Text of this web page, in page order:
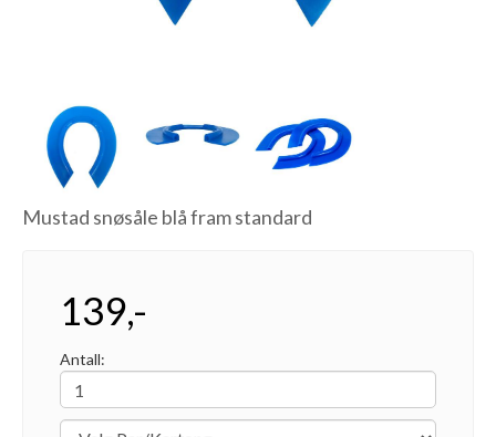
Mustad snøsåle blå fram standard
139,-
Antall: